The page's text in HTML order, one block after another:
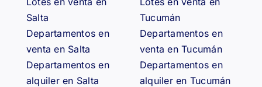
Salta
Departamentos en
venta en Salta
Departamentos en
alquiler en Salta
Tucumán
Departamentos en
venta en Tucumán
Departamentos en
alquiler en Tucumán